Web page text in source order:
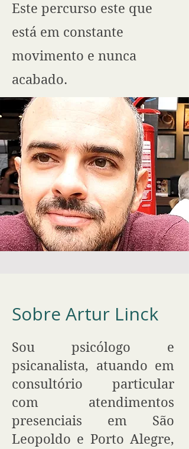
Este percurso este que
está em constante
movimento e nunca
acabado.
Sobre Artur Linck
Sou psicólogo e
psicanalista, atuando em
consultório particular
com atendimentos
presenciais em São
Leopoldo e Porto Alegre,